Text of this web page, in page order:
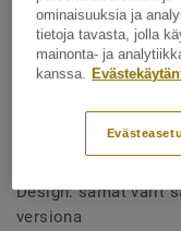
mukavuutta
Design: samat värit
versiona
ominaisuuksia ja
tietoja tavasta, jolla
mainonta- ja
kanssa.